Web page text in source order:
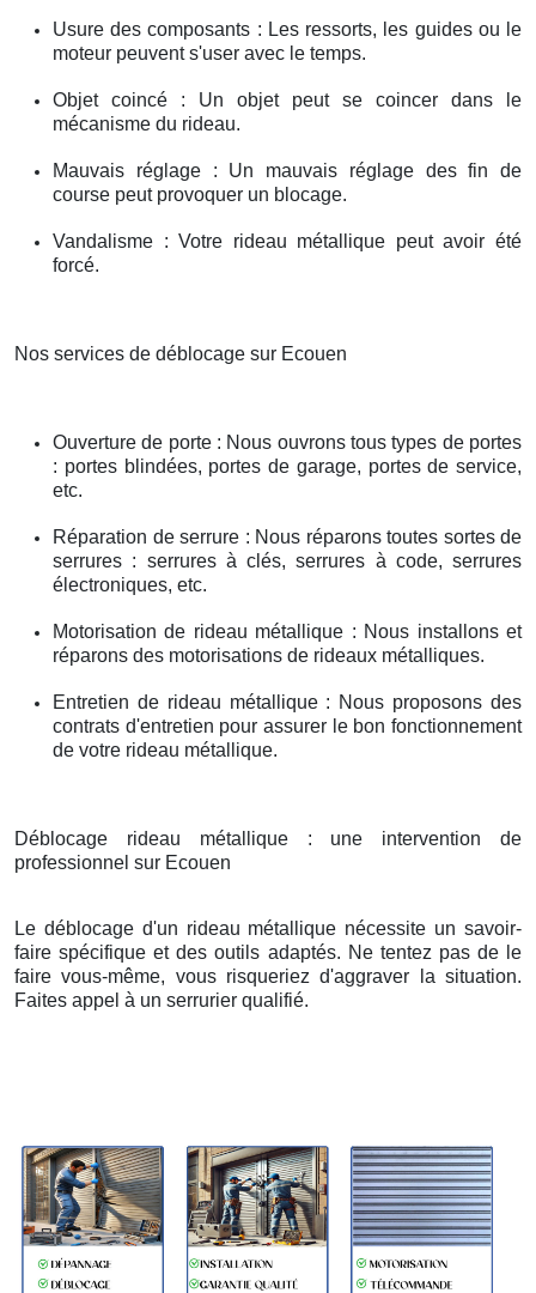
Usure des composants : Les ressorts, les guides ou le
moteur peuvent s'user avec le temps.
Objet coincé : Un objet peut se coincer dans le
mécanisme du rideau.
Mauvais réglage : Un mauvais réglage des fin de
course peut provoquer un blocage.
Vandalisme : Votre rideau métallique peut avoir été
forcé.
Nos services de déblocage sur Ecouen
Ouverture de porte : Nous ouvrons tous types de portes
: portes blindées, portes de garage, portes de service,
etc.
Réparation de serrure : Nous réparons toutes sortes de
serrures : serrures à clés, serrures à code, serrures
électroniques, etc.
Motorisation de rideau métallique : Nous installons et
réparons des motorisations de rideaux métalliques.
Entretien de rideau métallique : Nous proposons des
contrats d'entretien pour assurer le bon fonctionnement
de votre rideau métallique.
Déblocage rideau métallique : une intervention de
professionnel sur Ecouen
Le déblocage d'un rideau métallique nécessite un savoir-
faire spécifique et des outils adaptés. Ne tentez pas de le
faire vous-même, vous risqueriez d'aggraver la situation.
Faites appel à un serrurier qualifié.